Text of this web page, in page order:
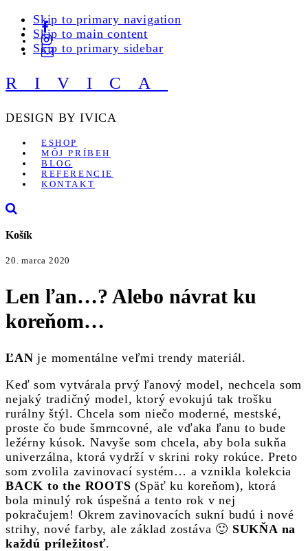
Skip to primary navigation
Skip to main content
Skip to primary sidebar
RIVICA
DESIGN BY IVICA
ESHOP
MÔJ PRÍBEH
BLOG
REFERENCIE
KONTAKT
Košík
20. marca 2020
Len ľan…? Alebo návrat ku
koreňom…
ĽAN je momentálne veľmi trendy materiál.
Keď som vytvárala prvý ľanový model, nechcela som
nejaký tradičný model, ktorý evokujú tak trošku
rurálny štýl. Chcela som niečo moderné, mestské,
proste čo bude šmrncovné, ale vďaka ľanu to bude
ležérny kúsok. Navyše som chcela, aby bola sukňa
univerzálna, ktorá vydrží v skrini roky rokúce. Preto
som zvolila zavinovací systém… a vznikla kolekcia
BACK to the ROOTS (Späť ku koreňom), ktorá
bola minulý rok úspešná a tento rok v nej
pokračujem! Okrem zavinovacích sukní budú i nové
strihy, nové farby, ale základ zostáva 🙂 SUKŇA na
každú príležitosť.